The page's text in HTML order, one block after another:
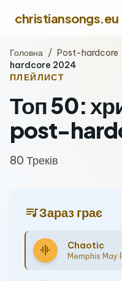
christiansongs.eu
Головна / Post-hardcore
hardcore 2024
ПЛЕЙЛИСТ
Топ 50:
post-
80 Треків
queue_musicЗараз грає
graphic_eq Chaotic
Memphis May